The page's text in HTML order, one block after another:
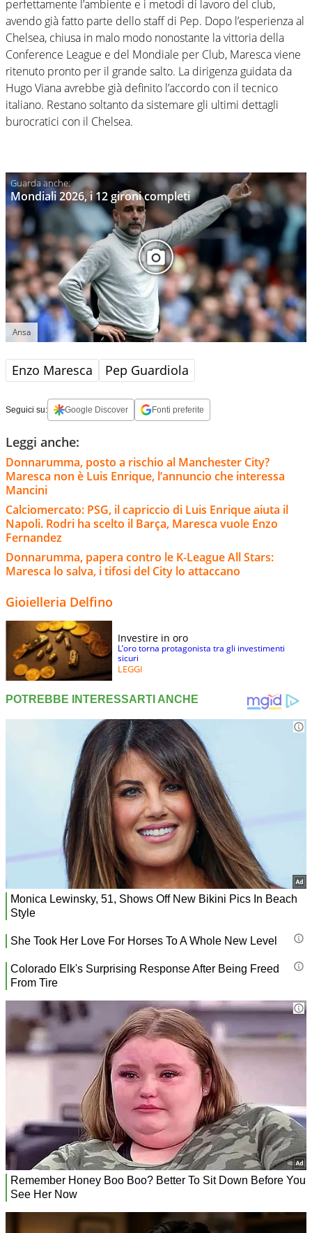
perfettamente l’ambiente e i metodi di lavoro del club,
avendo già fatto parte dello staff di Pep. Dopo l’esperienza al
Chelsea, chiusa in malo modo nonostante la vittoria della
Conference League e del Mondiale per Club, Maresca viene
ritenuto pronto per il grande salto. La dirigenza guidata da
Hugo Viana avrebbe già definito l’accordo con il tecnico
italiano. Restano soltanto da sistemare gli ultimi dettagli
burocratici con il Chelsea.
Mondiali 2026, i 12 gironi completi
Ansa
Enzo Maresca Pep Guardiola
Seguici su: Google Discover Fonti preferite
Leggi anche:
Donnarumma, posto a rischio al Manchester City?
Maresca non è Luis Enrique, l’annuncio che interessa
Mancini
Calciomercato: PSG, il capriccio di Luis Enrique aiuta il
Napoli. Rodri ha scelto il Barça, Maresca vuole Enzo
Fernandez
Donnarumma, papera contro le K-League All Stars:
Maresca lo salva, i tifosi del City lo attaccano
Gioielleria Delfino
Investire in oro
L’oro torna protagonista tra gli investimenti
sicuri
LEGGI